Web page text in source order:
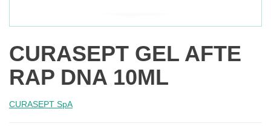
CURASEPT GEL AFTE
RAP DNA 10ML
CURASEPT SpA